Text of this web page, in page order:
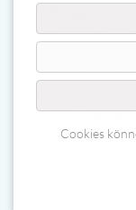
Auftraggeber
besprochen.
über
über
Befestigung
den
Cookies